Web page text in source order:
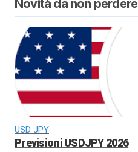
Novità da non perdere
USD JPY
Previsioni USDJPY 2026